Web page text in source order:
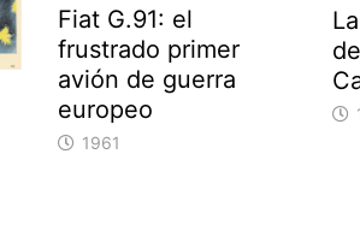
Fiat G.91: el
frustrado primer
avión de guerra
europeo
1961